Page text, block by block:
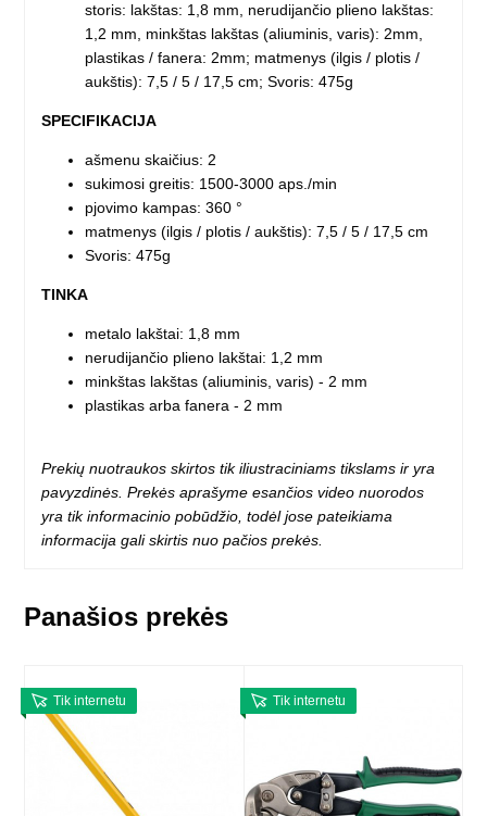
storis: lakštas: 1,8 mm, nerudijančio plieno lakštas:
1,2 mm, minkštas lakštas (aliuminis, varis): 2mm,
plastikas / fanera: 2mm; matmenys (ilgis / plotis /
aukštis): 7,5 / 5 / 17,5 cm; Svoris: 475g
SPECIFIKACIJA
ašmenu skaičius: 2
sukimosi greitis: 1500-3000 aps./min
pjovimo kampas: 360 °
matmenys (ilgis / plotis / aukštis): 7,5 / 5 / 17,5 cm
Svoris: 475g
TINKA
metalo lakštai: 1,8 mm
nerudijančio plieno lakštai: 1,2 mm
minkštas lakštas (aliuminis, varis) - 2 mm
plastikas arba fanera - 2 mm
Prekių nuotraukos skirtos tik iliustraciniams tikslams ir yra
pavyzdinės. Prekės aprašyme esančios video nuorodos
yra tik informacinio pobūdžio, todėl jose pateikiama
informacija gali skirtis nuo pačios prekės.
Panašios prekės
Tik internetu Tik internetu